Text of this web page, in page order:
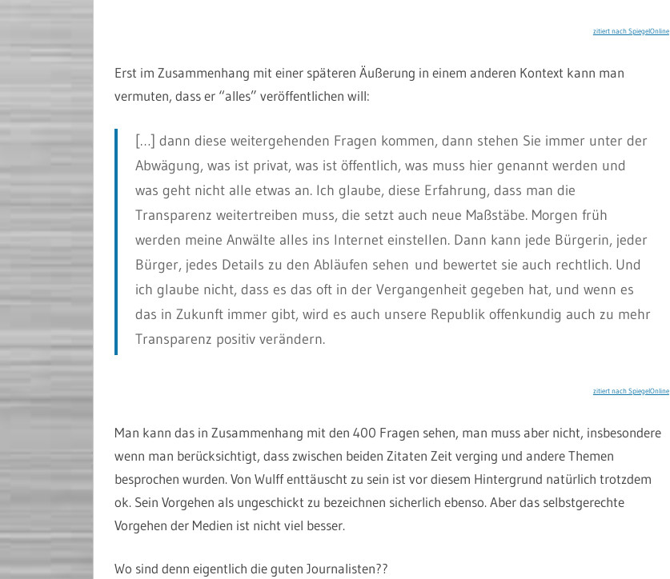
zitiert nach SpiegelOnline
Erst im Zusammenhang mit einer späteren Äußerung in einem anderen Kontext kann man
vermuten, dass er “alles” veröffentlichen will:
[…] dann diese weitergehenden Fragen kommen, dann stehen Sie immer unter der
Abwägung, was ist privat, was ist öffentlich, was muss hier genannt werden und
was geht nicht alle etwas an. Ich glaube, diese Erfahrung, dass man die
Transparenz weitertreiben muss, die setzt auch neue Maßstäbe. Morgen früh
werden meine Anwälte alles ins Internet einstellen. Dann kann jede Bürgerin, jeder
Bürger, jedes Details zu den Abläufen sehen und bewertet sie auch rechtlich. Und
ich glaube nicht, dass es das oft in der Vergangenheit gegeben hat, und wenn es
das in Zukunft immer gibt, wird es auch unsere Republik offenkundig auch zu mehr
Transparenz positiv verändern.
zitiert nach SpiegelOnline
Man kann das in Zusammenhang mit den 400 Fragen sehen, man muss aber nicht, insbesondere
wenn man berücksichtigt, dass zwischen beiden Zitaten Zeit verging und andere Themen
besprochen wurden. Von Wulff enttäuscht zu sein ist vor diesem Hintergrund natürlich trotzdem
ok. Sein Vorgehen als ungeschickt zu bezeichnen sicherlich ebenso. Aber das selbstgerechte
Vorgehen der Medien ist nicht viel besser.
Wo sind denn eigentlich die guten Journalisten??